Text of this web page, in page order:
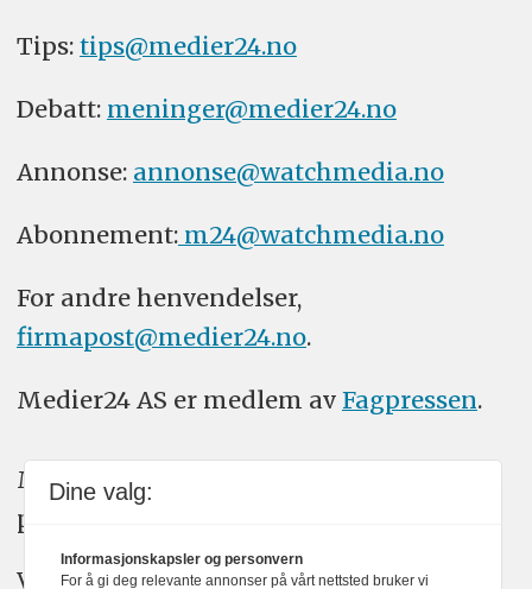
Tips: tips@medier24.no
Debatt: meninger@medier24.no
Annonse: annonse@watchmedia.no
Abonnement:m24@watchmedia.no
For andre henvendelser,
firmapost@medier24.no.
Medier24 AS er medlem av Fagpressen.
Medier24 arbeider etter Vær Varsom-
plakatens regler for god presseskikk.
Vi bruker KI-verktøy som ChatGPT,
Dine valg:
Informasjonskapsler og personvern
For å gi deg relevante annonser på vårt nettsted bruker vi